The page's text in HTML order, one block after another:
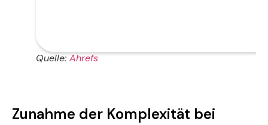
Quelle:Ahrefs
Zunahme der Komplexität bei